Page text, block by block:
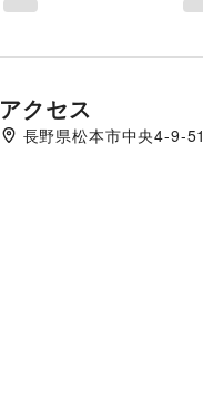
アクセス
長野県松本市中央4-9-51